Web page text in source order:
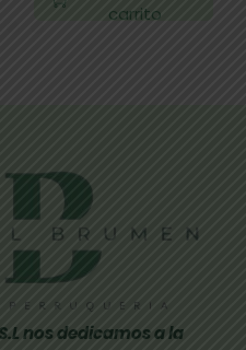
carrito
nos dedicamos a la